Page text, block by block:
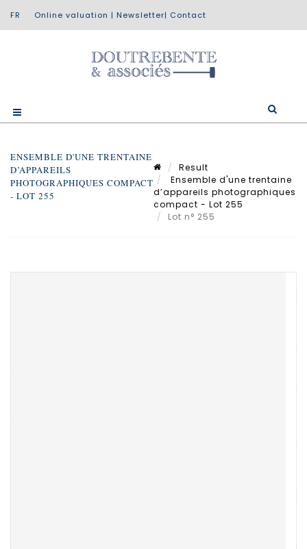
Online valuation | Newsletter| Contact
ENSEMBLE D'UNE TRENTAINE
D’APPAREILS
PHOTOGRAPHIQUES COMPACT
- LOT 255
Result
Ensemble d'une trentaine
d’appareils photographiques
compact - Lot 255
Lot n° 255